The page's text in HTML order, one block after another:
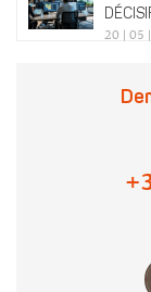
20 | 05